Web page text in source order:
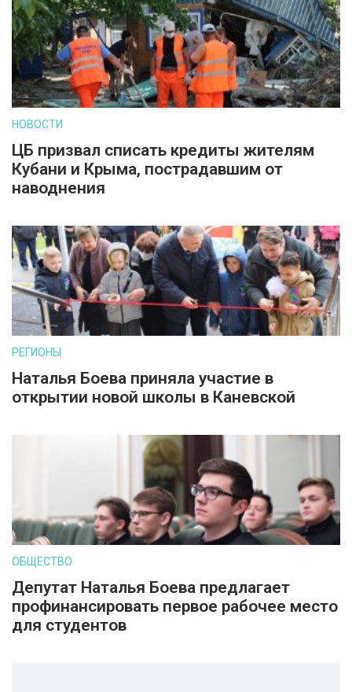
НОВОСТИ
ЦБ призвал списать кредиты жителям
Кубани и Крыма, пострадавшим от
наводнения
РЕГИОНЫ
Наталья Боева приняла участие в
открытии новой школы в Каневской
ОБЩЕСТВО
Депутат Наталья Боева предлагает
профинансировать первое рабочее место
для студентов